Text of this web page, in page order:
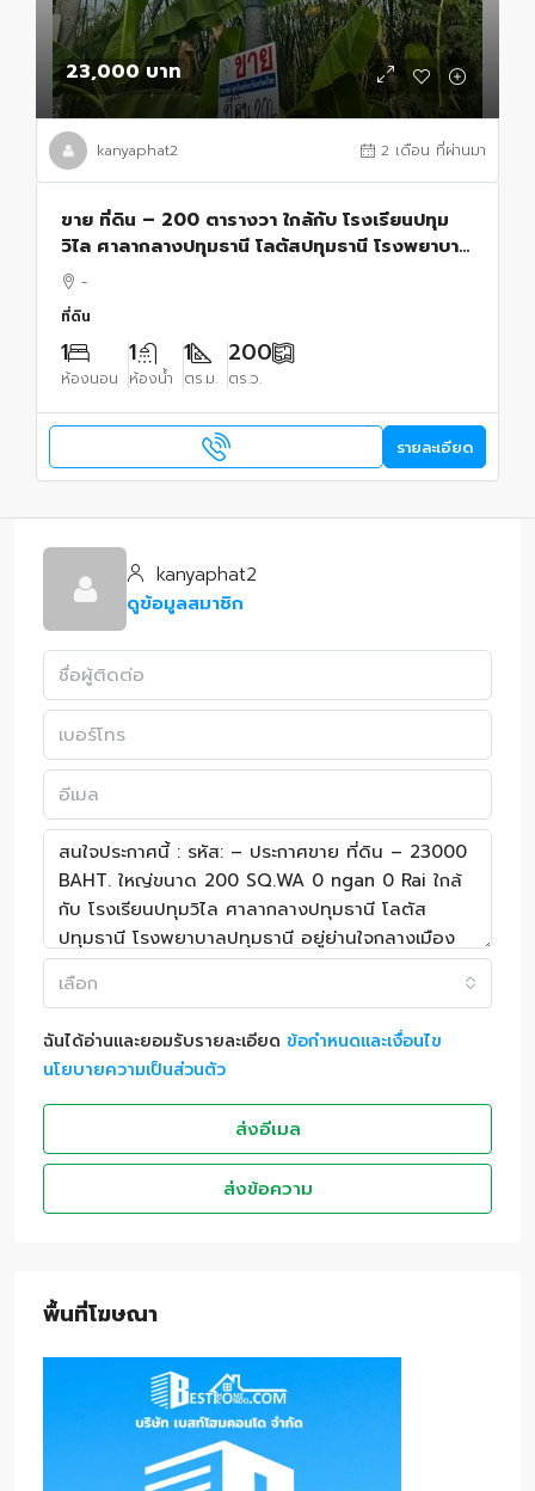
23,000 บาท
kanyaphat2 2 เดือน ที่ผ่านมา
ขาย ที่ดิน – 200 ตารางวา ใกล้กับ โรงเรียนปทุม
วิไล ศาลากลางปทุมธานี โลตัสปทุมธานี โรงพยาบาล
ปทุมธานี อยู่ย่านใจกลางเมืองปทุม เขตชุมชน
-
ที่ดิน
1
ห้องนอน
1
ห้องน้ำ
1
ตร.ม.
200
ตร.ว.
รายละเอียด
kanyaphat2
ดูข้อมูลสมาชิก
เลือก
ฉันได้อ่านและยอมรับรายละเอียด ข้อกำหนดและเงื่อนไข
นโยบายความเป็นส่วนตัว
ส่งอีเมล
ส่งข้อความ
พื้นที่โฆษณา